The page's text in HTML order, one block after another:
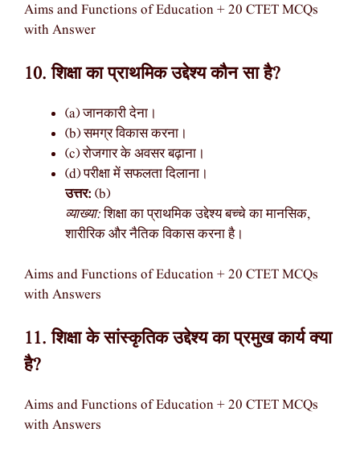
Aims and Functions of Education + 20 CTET MCQs
with Answer
10. शिक्षा का प्राथमिक उद्देश्य कौन सा है?
(a) जानकारी देना।
(b) समग्र विकास करना।
(c) रोजगार के अवसर बढ़ाना।
(d) परीक्षा में सफलता दिलाना।
उत्तर: (b)
व्याख्या:शिक्षा का प्राथमिक उद्देश्य बच्चे का मानसिक,
शारीरिक और नैतिक विकास करना है।
Aims and Functions of Education + 20 CTET MCQs
with Answers
11. शिक्षा के सांस्कृतिक उद्देश्य का प्रमुख कार्य क्या
है?
Aims and Functions of Education + 20 CTET MCQs
with Answers